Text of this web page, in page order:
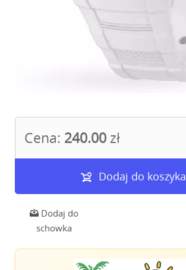
Cena: 240.00 zł
Dodaj do koszyka
Dodaj do
schowka